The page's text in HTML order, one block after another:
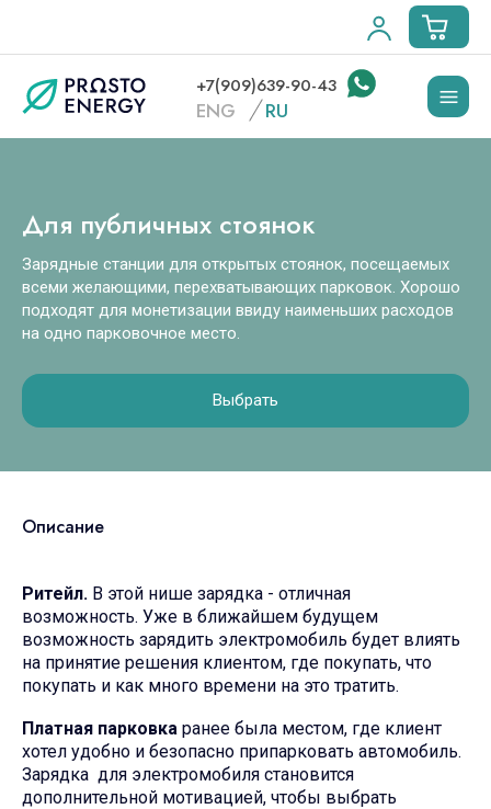
+7(909)639-90-43
ENG RU
Для публичных стоянок
Зарядные станции для открытых стоянок, посещаемых
всеми желающими, перехватывающих парковок. Хорошо
подходят для монетизации ввиду наименьших расходов
на одно парковочное место.
Выбрать
Описание
Ритейл. В этой нише зарядка - отличная
возможность. Уже в ближайшем будущем
возможность зарядить электромобиль будет влиять
на принятие решения клиентом, где покупать, что
покупать и как много времени на это тратить.
Платная парковка ранее была местом, где клиент
хотел удобно и безопасно припарковать автомобиль.
Зарядка для электромобиля становится
дополнительной мотивацией, чтобы выбрать